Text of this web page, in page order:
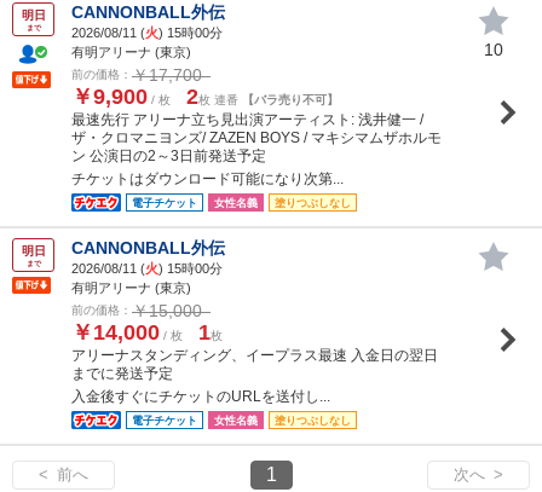
明日
まで
CANNONBALL外伝
2026/08/11 (火) 15時00分
有明アリーナ (東京)
前の価格： ￥17,700
￥9,900 / 枚 2枚 連番 【バラ売り不可】
最速先行 アリーナ立ち見出演アーティスト: 浅井健一 /
ザ・クロマニヨンズ/ ZAZEN BOYS / マキシマムザホルモ
ン 公演日の2～3日前発送予定
チケットはダウンロード可能になり次第...
電子チケット 女性名義 塗りつぶしなし
10
明日
まで
CANNONBALL外伝
2026/08/11 (火) 15時00分
有明アリーナ (東京)
前の価格： ￥15,000
￥14,000 / 枚 1枚
アリーナスタンディング、イープラス最速 入金日の翌日
までに発送予定
入金後すぐにチケットのURLを送付し...
電子チケット 女性名義 塗りつぶしなし
< 前へ 1 次へ >